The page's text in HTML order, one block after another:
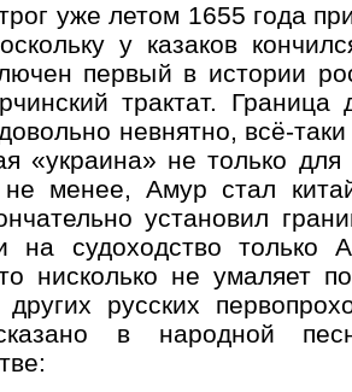
уже летом 1655 года
у казаков
первый в истории
трактат. Граница
невнятно, всё-
«украина» не только
менее, Амур стал
установил
на судоходство только
нисколько не умаляет
русских
в народной